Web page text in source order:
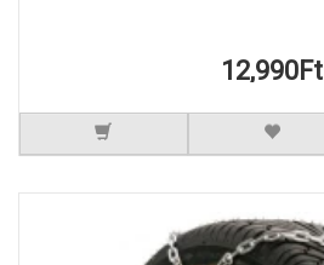
12,990Ft